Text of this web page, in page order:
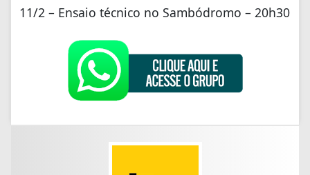
11/2 – Ensaio técnico no Sambódromo – 20h30